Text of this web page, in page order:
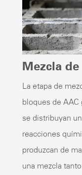
Mezcla
La etapa de
bloques de AAC
se distribuyan
reacciones
produzcan de
una mezcla